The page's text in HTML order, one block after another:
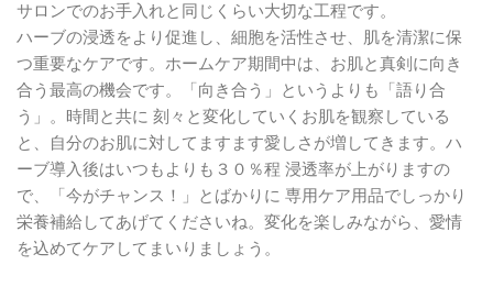
サロンでのお手入れと同じくらい大切な工程です。
ハーブの浸透をより促進し、細胞を活性させ、肌を清潔に保
つ重要なケアです。ホームケア期間中は、お肌と真剣に向き
合う最高の機会です。「向き合う」というよりも「語り合
う」。時間と共に 刻々と変化していくお肌を観察している
と、自分のお肌に対してますます愛しさが増してきます。ハ
ーブ導入後はいつもよりも３０％程 浸透率が上がりますの
で、「今がチャンス！」とばかりに 専用ケア用品でしっかり
栄養補給してあげてくださいね。変化を楽しみながら、愛情
を込めてケアしてまいりましょう。